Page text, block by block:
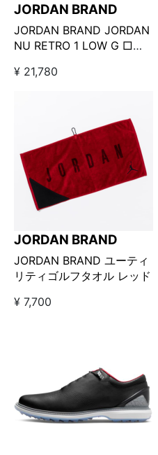
JORDAN BRAND
JORDAN BRAND JORDAN
NU RETRO 1 LOW G □
¥ 21,780
JORDAN BRAND
JORDAN BRAND ユーティ
リティゴルフタオル レッド
¥ 7,700